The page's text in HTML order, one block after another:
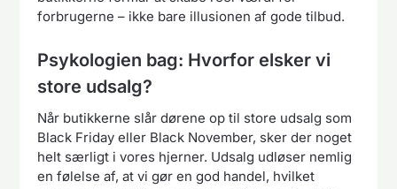
forbrugerne – ikke bare illusionen af gode tilbud.
Psykologien bag: Hvorfor elsker vi
store udsalg?
Når butikkerne slår dørene op til store udsalg som
Black Friday eller Black November, sker der noget
helt særligt i vores hjerner. Udsalg udløser nemlig
en følelse af, at vi gør en god handel, hvilket